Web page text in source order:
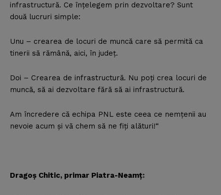
infrastructură. Ce înţelegem prin dezvoltare? Sunt
două lucruri simple:
Unu – crearea de locuri de muncă care să permită ca
tinerii să rămână, aici, în judeţ.
Doi – Crearea de infrastructură. Nu poţi crea locuri de
muncă, să ai dezvoltare fără să ai infrastructură.
Am încredere că echipa PNL este ceea ce nemţenii au
nevoie acum şi vă chem să ne fiţi alături!“
Dragoş Chitic, primar Piatra-Neamţ: